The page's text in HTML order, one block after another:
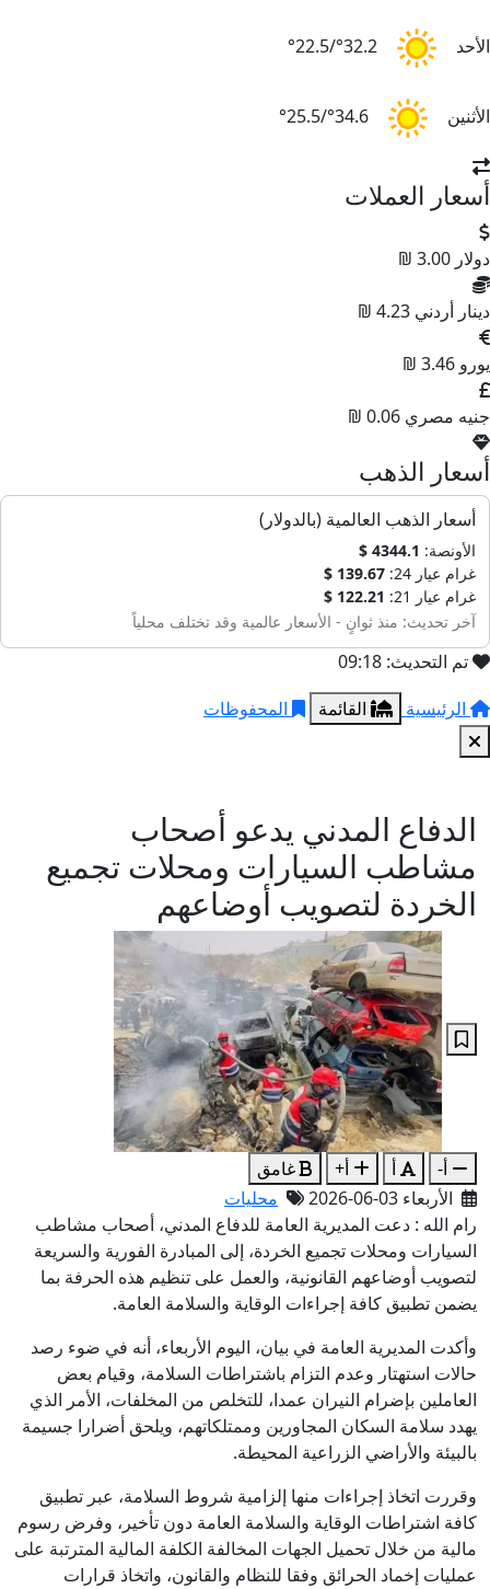
الأحد 32.2°/22.5°
الأثنين 34.6°/25.5°
أسعار العملات
دولار 3.00 ₪
دينار أردني 4.23 ₪
يورو 3.46 ₪
جنيه مصري 0.06 ₪
أسعار الذهب
أسعار الذهب العالمية (بالدولار)
الأونصة: 4344.1 $
غرام عيار 24:
139.67 $
غرام عيار 21:
122.21 $
آخر تحديث: منذ ثوانٍ - الأسعار عالمية وقد تختلف محلياً
تم التحديث: 09:18
الرئيسية
القائمة المحفوظات
الدفاع المدني يدعو أصحاب
مشاطب السيارات ومحلات تجميع
الخردة لتصويب أوضاعهم
أ- أ أ+
غامق
الأربعاء 03-06-2026
محليات
رام الله : دعت المديرية العامة للدفاع المدني، أصحاب مشاطب
السيارات ومحلات تجميع الخردة، إلى المبادرة الفورية والسريعة
لتصويب أوضاعهم القانونية، والعمل على تنظيم هذه الحرفة بما
يضمن تطبيق كافة إجراءات الوقاية والسلامة العامة.
وأكدت المديرية العامة في بيان، اليوم الأربعاء، أنه في ضوء رصد
حالات استهتار وعدم التزام باشتراطات السلامة، وقيام بعض
العاملين بإضرام النيران عمدا، للتخلص من المخلفات، الأمر الذي
يهدد سلامة السكان المجاورين وممتلكاتهم، ويلحق أضرارا جسيمة
بالبيئة والأراضي الزراعية المحيطة.
وقررت اتخاذ إجراءات منها إلزامية شروط السلامة، عبر تطبيق
كافة اشتراطات الوقاية والسلامة العامة دون تأخير، وفرض رسوم
مالية من خلال تحميل الجهات المخالفة الكلفة المالية المترتبة على
عمليات إخماد الحرائق وفقا للنظام والقانون، واتخاذ قرارات